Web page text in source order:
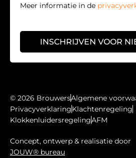
Meer informatie in de
INSCHRIJVEN VOOR
© 2026 BrouwersAlgemene
PrivacyverklaringKlachtenregeling
KlokkenluidersregelingAFM
Concept, ontwerp & realisatie door
JOUW® bureau